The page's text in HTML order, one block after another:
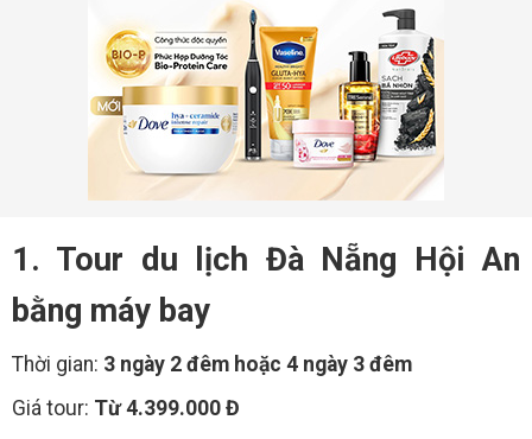
1. Tour du lịch Đà Nẵng Hội An
bằng máy bay
Thời gian: 3 ngày 2 đêm hoặc 4 ngày 3 đêm
Giá tour: Từ 4.399.000 Đ